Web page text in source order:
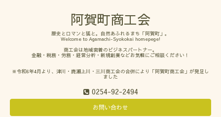
阿賀町商工会
歴史とロマンと狐と。自然あふれるまち「阿賀町」。
Welcome to Agamachi-Syokokai homepege!
商工会は地域密着のビジネスパートナー。
金融・税務・労務・経営分析・新規創業などお気軽にご相談ください！
※令和6年4月より、津川・鹿瀬上川・三川商工会の合併により「阿賀町商工会」が発足し
ました
0254-92-2494
お問い合わせ